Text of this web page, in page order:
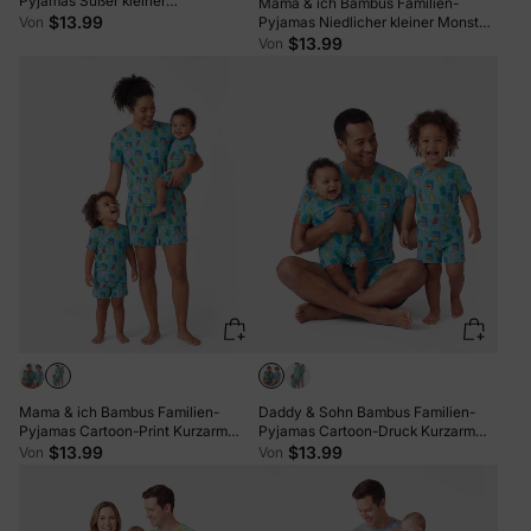
Monsterdruck Kurzarm Passendes
Von $13.99
Pyjamas Niedlicher kleiner Monster-
Print Kurzarm passendes Pyjama-
Von $13.99
Mama & ich Bambus Familien-
Pyjamas Cartoon-Print Kurzarm
passendes Pyjama-Set (eng
Von $13.99
Daddy & Sohn Bambus Familien-
Pyjamas Cartoon-Druck Kurzarm
Passendes Pyjama-Set (Eng
Von $13.99